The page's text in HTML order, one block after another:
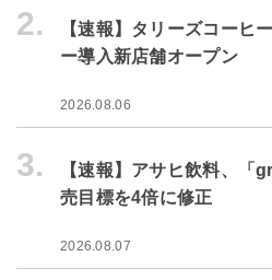
2.
【速報】タリーズコーヒ
ー導入新店舗オープン
2026.08.06
3.
【速報】アサヒ飲料、
売目標を4倍に修正
2026.08.07